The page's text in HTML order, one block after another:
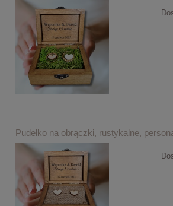
Pudełko na obrączki, rustykalne,